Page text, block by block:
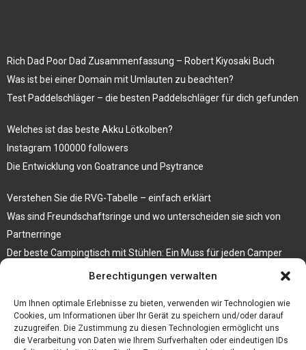
Berechtigungen verwalten
Um Ihnen optimale Erlebnisse zu bieten, verwenden wir Technologien wie
Cookies, um Informationen über Ihr Gerät zu speichern und/oder darauf
zuzugreifen. Die Zustimmung zu diesen Technologien ermöglicht uns
die Verarbeitung von Daten wie Ihrem Surfverhalten oder eindeutigen IDs
Rich Dad Poor Dad Zusammenfassung – Robert Kiyosaki Buch
Was ist bei einer Domain mit Umlauten zu beachten?
Test Paddelschläger – die besten Paddelschläger für dich gefunden
Welches ist das beste Akku Lötkolben?
Instagram 100000 followers
Die Entwicklung von Goatrance und Psytrance
Verstehen Sie die RVG-Tabelle – einfach erklärt
Was sind Freundschaftsringe und wo unterscheiden sie sich von
Partnerringe
Der beste Campingtisch mit Stühlen: Ein Muss für jeden Camper
Die Küche als Platz der Gemeinschaft
Elektrokamin Bestseller – die besten Stücke für Ihr Zuhause